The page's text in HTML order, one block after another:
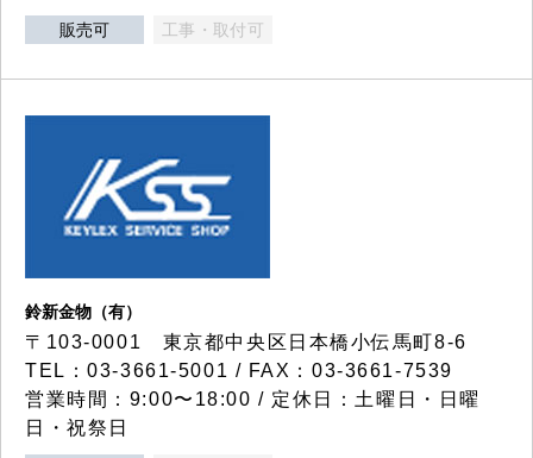
販売可 工事・取付可
鈴新金物（有）
〒103-0001 東京都中央区日本橋小伝馬町8-6
TEL：03-3661-5001 / FAX：03-3661-7539
営業時間：9:00〜18:00 / 定休日：土曜日・日曜
日・祝祭日